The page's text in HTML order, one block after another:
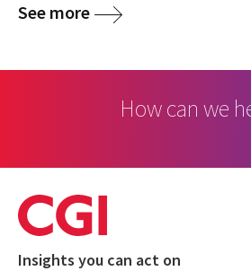
See more
How can we
Insights you can act on